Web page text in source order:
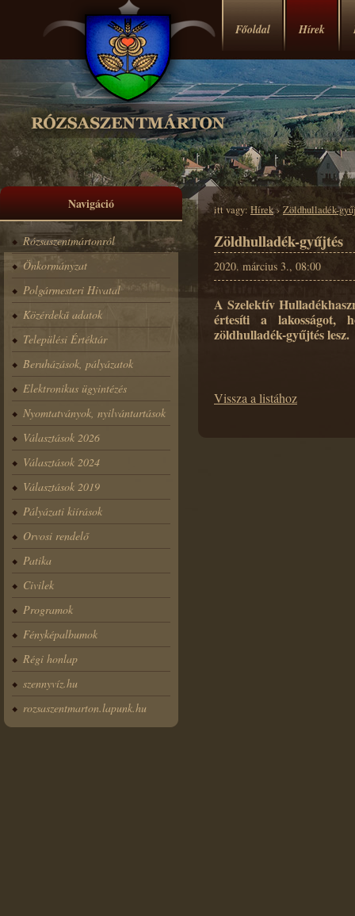
Főoldal Hírek
Navigáció
Rózsaszentmártonról
Önkormányzat
Polgármesteri Hivatal
Közérdekű adatok
Települési Értéktár
Beruházások, pályázatok
Elektronikus ügyintézés
Nyomtatványok, nyilvántartások
Választások 2026
Választások 2024
Választások 2019
Pályázati kiírások
Orvosi rendelő
Patika
Civilek
Programok
Fényképalbumok
Régi honlap
szennyvíz.hu
rozsaszentmarton.lapunk.hu
itt vagy: Hírek›Zöldhulladék-
Zöldhulladék-gyűjtés
2020. március 3., 08:00
A Szelektív
értesíti a lakosságot,
zöldhulladék-gyűjtés lesz.
Vissza a listához